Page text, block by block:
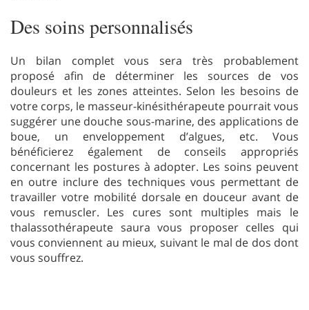
Des soins personnalisés
Un bilan complet vous sera très probablement
proposé afin de déterminer les sources de vos
douleurs et les zones atteintes. Selon les besoins de
votre corps, le masseur-kinésithérapeute pourrait vous
suggérer une douche sous-marine, des applications de
boue, un enveloppement d’algues, etc. Vous
bénéficierez également de conseils appropriés
concernant les postures à adopter. Les soins peuvent
en outre inclure des techniques vous permettant de
travailler votre mobilité dorsale en douceur avant de
vous remuscler. Les cures sont multiples mais le
thalassothérapeute saura vous proposer celles qui
vous conviennent au mieux, suivant le mal de dos dont
vous souffrez.